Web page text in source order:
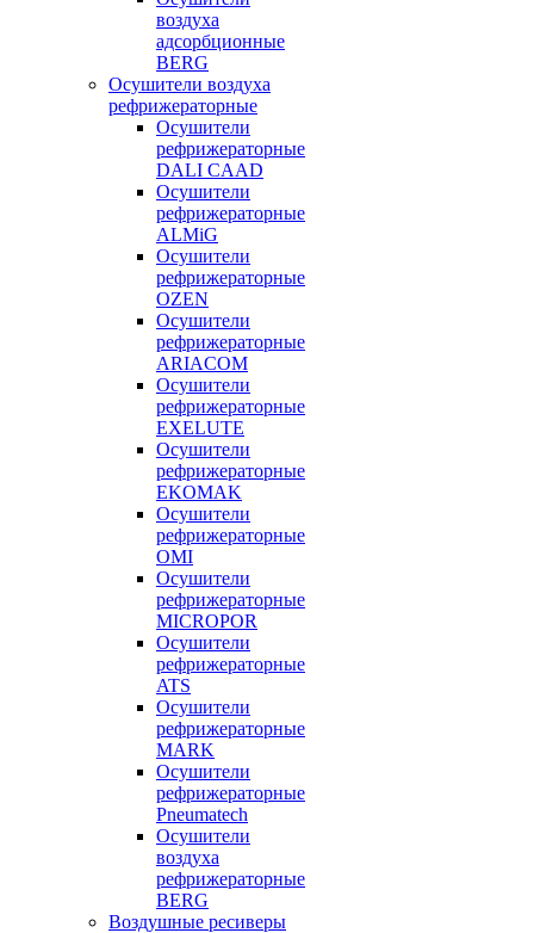
воздуха
адсорбционные
BERG
Осушители воздуха
рефрижераторные
Осушители
рефрижераторные
DALI CAAD
Осушители
рефрижераторные
ALMiG
Осушители
рефрижераторные
OZEN
Осушители
рефрижераторные
ARIACOM
Осушители
рефрижераторные
EXELUTE
Осушители
рефрижераторные
EKOMAK
Осушители
рефрижераторные
OMI
Осушители
рефрижераторные
MICROPOR
Осушители
рефрижераторные
ATS
Осушители
рефрижераторные
MARK
Осушители
рефрижераторные
Pneumatech
Осушители
воздуха
рефрижераторные
BERG
Воздушные ресиверы